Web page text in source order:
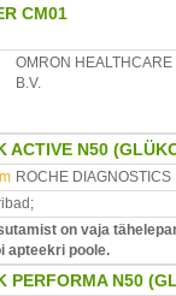
CM01
OMRON
B.V.
ACTIVE N50
ROCHE DIAGNOSTICS
;
on vaja
apteekri poole.
PERFORMA N50